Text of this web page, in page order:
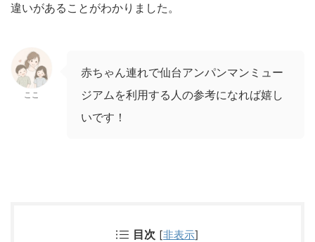
違いがあることがわかりました。
ここ
赤ちゃん連れで仙台アンパンマンミュー
ジアムを利用する人の参考になれば嬉し
いです！
目次 [非表示]